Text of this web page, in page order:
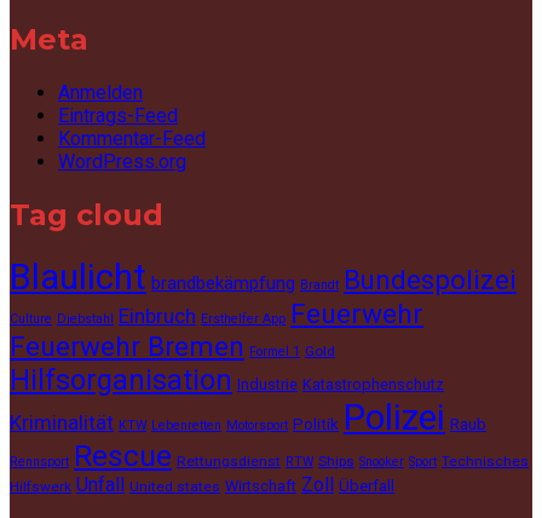
Meta
Anmelden
Eintrags-Feed
Kommentar-Feed
WordPress.org
Tag cloud
Blaulicht brandbekämpfung Brandt Bundespolizei
Culture Diebstahl Einbruch Ersthelfer App Feuerwehr
Feuerwehr Bremen Formel 1 Gold
Hilfsorganisation Industrie Katastrophenschutz
Kriminalität KTW Lebenretten Motorsport Politik Polizei Raub
Rennsport Rescue Rettungsdienst RTW Ships Snooker Sport Technisches
Hilfswerk Unfall United states Wirtschaft Zoll Überfall